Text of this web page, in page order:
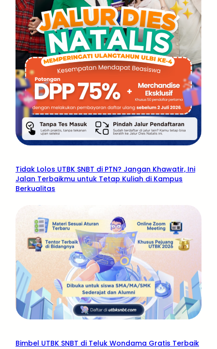
Tidak Lolos UTBK SNBT di PTN? Jangan Khawatir, Ini
Jalan Terbaikmu untuk Tetap Kuliah di Kampus
Berkualitas
Bimbel UTBK SNBT di Teluk Wondama Gratis Terbaik